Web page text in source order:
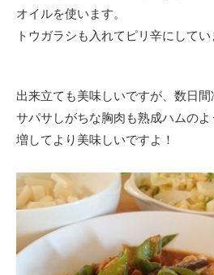
オイルを使います。
トウガラシも入れてピリ辛にしてい
出来立ても美味しいですが、数日
サパサしがちな胸肉も熟成ハムの
増してより美味しいですよ！